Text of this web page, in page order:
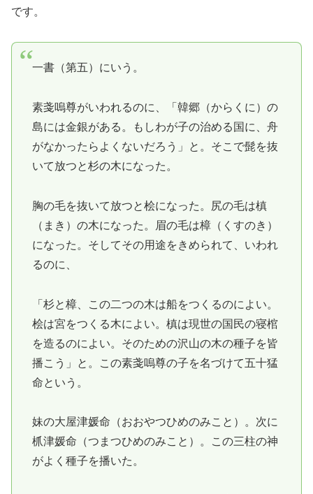
です。
一書（第五）にいう。
素戔嗚尊がいわれるのに、「韓郷（からくに）の
島には金銀がある。もしわが子の治める国に、舟
がなかったらよくないだろう」と。そこで髭を抜
いて放つと杉の木になった。
胸の毛を抜いて放つと桧になった。尻の毛は槙
（まき）の木になった。眉の毛は樟（くすのき）
になった。そしてその用途をきめられて、いわれ
るのに、
「杉と樟、この二つの木は船をつくるのによい。
桧は宮をつくる木によい。槙は現世の国民の寝棺
を造るのによい。そのための沢山の木の種子を皆
播こう」と。この素戔嗚尊の子を名づけて五十猛
命という。
妹の大屋津媛命（おおやつひめのみこと）。次に
枛津媛命（つまつひめのみこと）。この三柱の神
がよく種子を播いた。